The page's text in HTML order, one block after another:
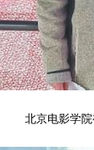
北京电影学